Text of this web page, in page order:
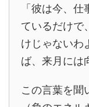
「彼は今、
ているだけで
けじゃないわ
ば、来月には
この言葉を聞